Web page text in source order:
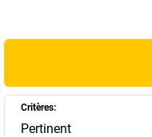
Critères:
Pertinent